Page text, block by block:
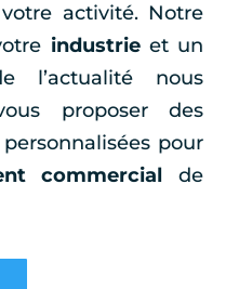
activité. Notre
industrieet un
l’actualité nous
proposer des
pour
commercial de